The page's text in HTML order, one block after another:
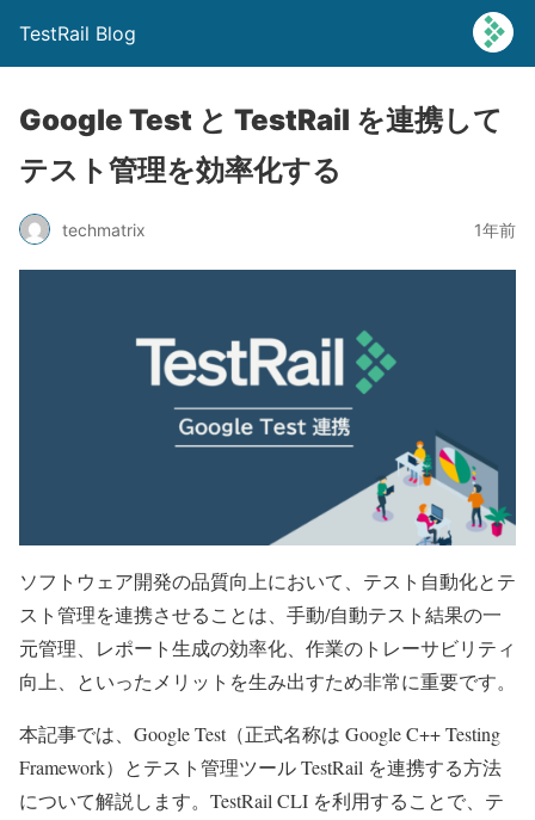
TestRail Blog
Google Test と TestRail を連携して
テスト管理を効率化する
techmatrix 1年前
ソフトウェア開発の品質向上において、テスト自動化とテ
スト管理を連携させることは、手動/自動テスト結果の一
元管理、レポート生成の効率化、作業のトレーサビリティ
向上、といったメリットを生み出すため非常に重要です。
本記事では、Google Test（正式名称は Google C++ Testing
Framework）とテスト管理ツール TestRail を連携する方法
について解説します。TestRail CLI を利用することで、テ